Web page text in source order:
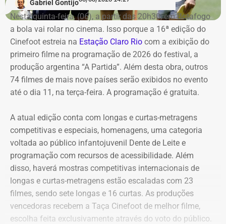
Bens declarados por Carla Machado em 2026 — Foto:
Reprodução/Divulgacand
Gabriel Gontijo
Nesta quinta-feira, (06), a partir das 20h30, em Botafogo
a bola vai rolar no cinema. Isso porque a 16ª edição do
Cinefoot estreia na Estação Claro Rio com a exibição do
primeiro filme na programação de 2026 do festival, a
produção argentina “A Partida”. Além desta obra, outros
74 filmes de mais nove países serão exibidos no evento
até o dia 11, na terça-feira. A programação é gratuita.
A atual edição conta com longas e curtas-metragens
competitivas e especiais, homenagens, uma categoria
voltada ao público infantojuvenil Dente de Leite e
programação com recursos de acessibilidade. Além
disso, haverá mostras competitivas internacionais de
longas e curtas-metragens estão escaladas com 23
filmes, sendo sete longas e 16 curtas. As produções
vencedoras recebem a Taça Cinefoot de melhor filme,
escolha feita exclusivamente através do voto do público.